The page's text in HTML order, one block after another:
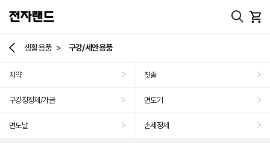
생활용품 > 구강/세안용품
치약 > 칫솔 >
구강청정제/가글 > 면도기 >
면도날 > 손세정제 >